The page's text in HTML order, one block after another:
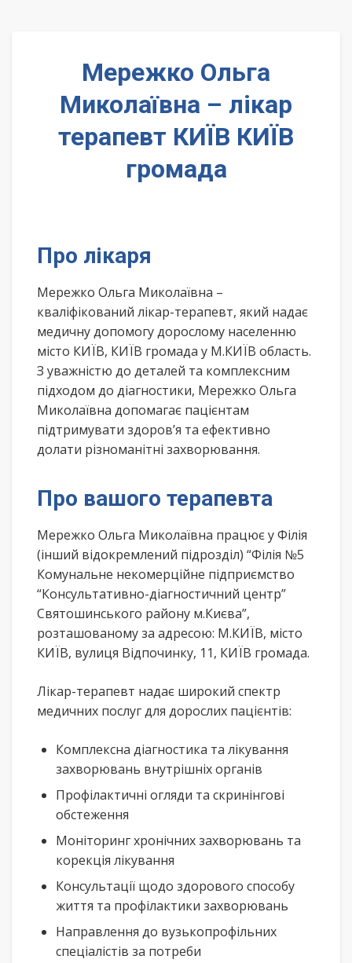
Мережко Ольга
Миколаївна – лікар
терапевт КИЇВ КИЇВ
громада
Про лікаря
Мережко Ольга Миколаївна –
кваліфікований лікар-терапевт, який надає
медичну допомогу дорослому населенню
місто КИЇВ, КИЇВ громада у М.КИЇВ область.
З уважністю до деталей та комплексним
підходом до діагностики, Мережко Ольга
Миколаївна допомагає пацієнтам
підтримувати здоров’я та ефективно
долати різноманітні захворювання.
Про вашого терапевта
Мережко Ольга Миколаївна працює у Філія
(інший відокремлений підрозділ) “Філія №5
Комунальне некомерційне підприємство
“Консультативно-діагностичний центр”
Святошинського району м.Києва”,
розташованому за адресою: М.КИЇВ, місто
КИЇВ, вулиця Відпочинку, 11, КИЇВ громада.
Лікар-терапевт надає широкий спектр
медичних послуг для дорослих пацієнтів:
Комплексна діагностика та лікування
захворювань внутрішніх органів
Профілактичні огляди та скринінгові
обстеження
Моніторинг хронічних захворювань та
корекція лікування
Консультації щодо здорового способу
життя та профілактики захворювань
Направлення до вузькопрофільних
спеціалістів за потреби